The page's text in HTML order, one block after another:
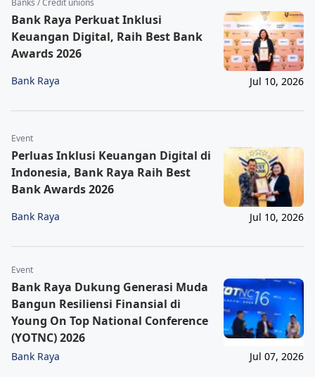
Bank Raya Perkuat Inklusi
Keuangan Digital, Raih Best Bank
Awards 2026
Bank Raya Jul 10, 2026
Event
Perluas Inklusi Keuangan Digital di
Indonesia, Bank Raya Raih Best
Bank Awards 2026
Bank Raya Jul 10, 2026
Event
Bank Raya Dukung Generasi Muda
Bangun Resiliensi Finansial di
Young On Top National Conference
(YOTNC) 2026
Bank Raya Jul 07, 2026